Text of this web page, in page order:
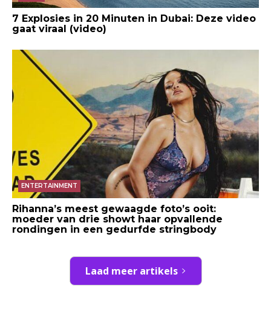
7 Explosies in 20 Minuten in Dubai: Deze video
gaat viraal (video)
ENTERTAINMENT
Rihanna’s meest gewaagde foto’s ooit:
moeder van drie showt haar opvallende
rondingen in een gedurfde stringbody
Laad meer artikels